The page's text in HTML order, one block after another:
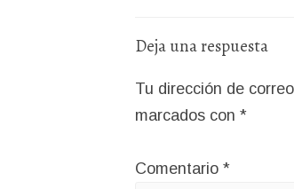
Deja una respuesta
Tu dirección de
marcados con *
Comentario *